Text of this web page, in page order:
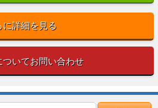
に詳細を見る
ついてお問い合わせ